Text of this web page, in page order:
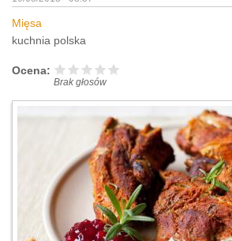
Mięsa
kuchnia polska
Ocena:
Brak głosów